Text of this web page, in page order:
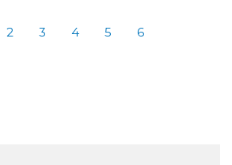
2 3 4 5
6